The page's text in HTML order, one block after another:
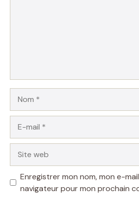
mail
web
Enregistrer mon nom, mon e-
navigateur pour mon prochain